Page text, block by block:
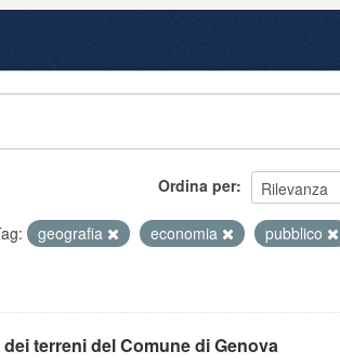
Ordina per
geografia economia
pubblico
terreni del Comune di Genova